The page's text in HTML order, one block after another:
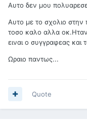
Αυτο δεν μου
Αυτο με το σχολιο στην
τοσο καλο αλλα
ειναι ο συγγραφεας και
Ωραιο παντως...
Quote